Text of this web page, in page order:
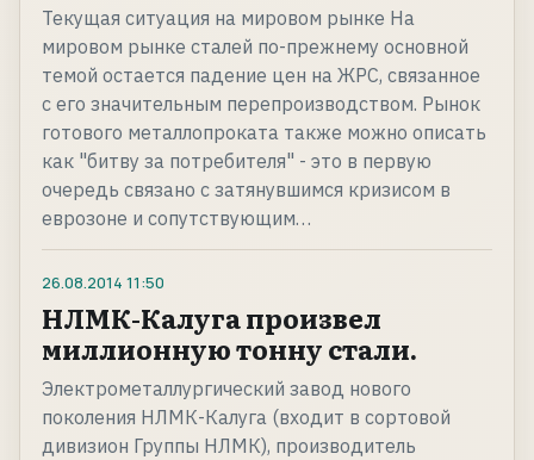
Текущая ситуация на мировом рынке На
мировом рынке сталей по-прежнему основной
темой остается падение цен на ЖРС, связанное
с его значительным перепроизводством. Рынок
готового металлопроката также можно описать
как "битву за потребителя" - это в первую
очередь связано с затянувшимся кризисом в
еврозоне и сопутствующим…
26.08.2014 11:50
НЛМК-Калуга произвел
миллионную тонну стали.
Электрометаллургический завод нового
поколения НЛМК-Калуга (входит в сортовой
дивизион Группы НЛМК), производитель